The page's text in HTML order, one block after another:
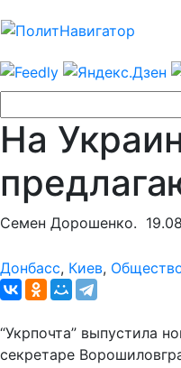
На
Семен Дорошенко.
Донбасс, Киев,
“Укрпочта” выпустила
секретаре